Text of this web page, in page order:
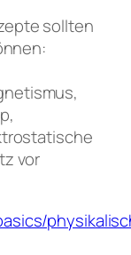
sollten
vor